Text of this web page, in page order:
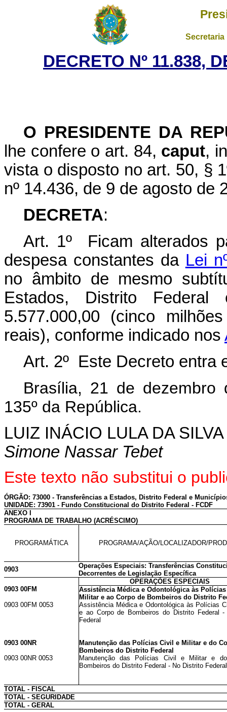
DECRETO Nº 11.838,
O PRESIDENTE DA
lhe confere o art. 84, caput,
vista o disposto no art. 50, §
nº 14.436, de 9 de agosto de
DECRETA:
Art. 1º Ficam alterados
despesa constantes da Lei
no âmbito de mesmo
Estados, Distrito
5.577.000,00 (cinco
reais), conforme indicado nos
Art. 2º Este Decreto entra
Brasília, 21 de dezembro
135º da República.
LUIZ INÁCIO LULA DA SILVA
Simone Nassar Tebet
Este texto não substitui o
ÓRGÃO: 73000 - Transferências a Estados, Distrito Federal e
UNIDADE: 73901 - Fundo Constitucional do Distrito Federal - FCDF
ANEXO I
PROGRAMA DE TRABALHO (ACRÉSCIMO)
PROGRAMÁTICA PROGRAMA/AÇÃO/LOCALIZADOR/
0903
Operações Especiais: Transferências
Decorrentes de Legislação Específica
OPERAÇÕES ESPECIAIS
0903 00FM
Assistência Médica e Odontológica às
Militar e ao Corpo de Bombeiros do Distrito
0903 00FM 0053
Assistência Médica e Odontológica às Polícias
e ao Corpo de Bombeiros do Distrito Federal
Federal
0903 00NR
Manutenção das Polícias Civil e Militar e do
Bombeiros do Distrito Federal
0903 00NR 0053
Manutenção das Polícias Civil e Militar e
Bombeiros do Distrito Federal - No Distrito Federal
TOTAL - FISCAL
TOTAL - SEGURIDADE
TOTAL - GERAL